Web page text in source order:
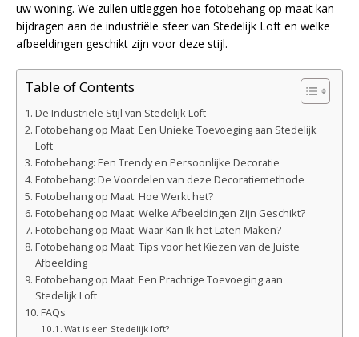
uw woning. We zullen uitleggen hoe fotobehang op maat kan
bijdragen aan de industriële sfeer van Stedelijk Loft en welke
afbeeldingen geschikt zijn voor deze stijl.
Table of Contents
De Industriële Stijl van Stedelijk Loft
Fotobehang op Maat: Een Unieke Toevoeging aan Stedelijk
Loft
Fotobehang: Een Trendy en Persoonlijke Decoratie
Fotobehang: De Voordelen van deze Decoratiemethode
Fotobehang op Maat: Hoe Werkt het?
Fotobehang op Maat: Welke Afbeeldingen Zijn Geschikt?
Fotobehang op Maat: Waar Kan Ik het Laten Maken?
Fotobehang op Maat: Tips voor het Kiezen van de Juiste
Afbeelding
Fotobehang op Maat: Een Prachtige Toevoeging aan
Stedelijk Loft
FAQs
Wat is een Stedelijk loft?